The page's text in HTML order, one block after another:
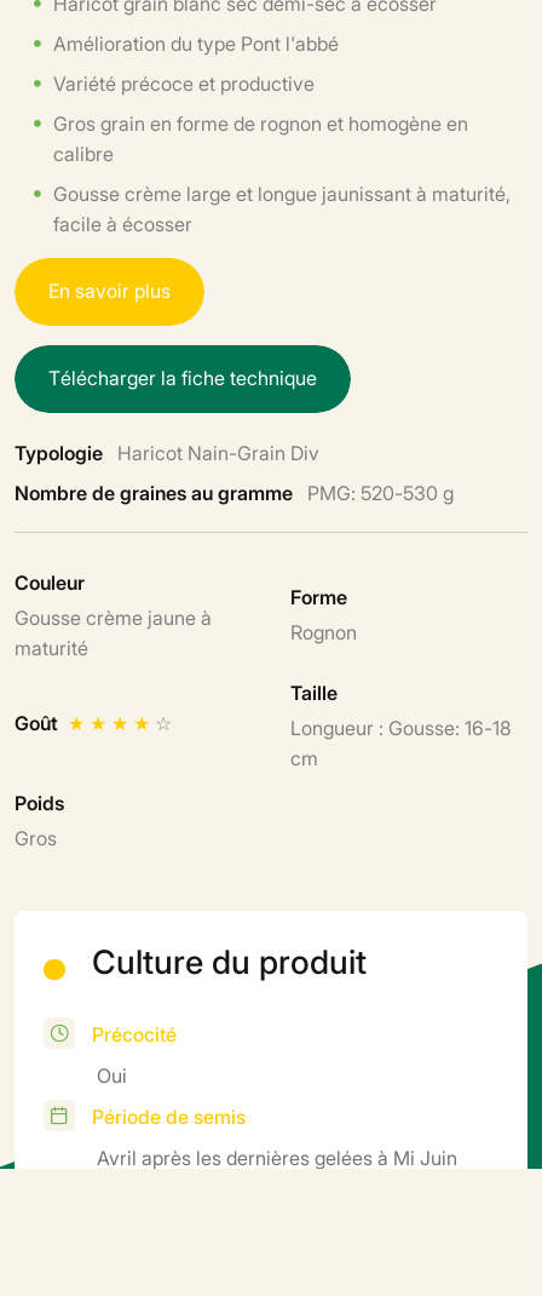
Amélioration du type Pont l'abbé
Variété précoce et productive
Gros grain en forme de rognon et homogène en
calibre
Gousse crème large et longue jaunissant à maturité,
facile à écosser
En savoir plus
Télécharger la fichetechnique
Typologie Haricot Nain-Grain Div
Nombre de graines au gramme PMG: 520-530 g
Couleur
Gousse crème jaune à
maturité
Forme
Rognon
Goût ★ ★ ★ ★ ☆
Taille
Longueur : Gousse: 16-18
cm
Poids
Gros
Culture du produit
Précocité
Oui
Période de semis
Avril après les dernières gelées à Mi Juin